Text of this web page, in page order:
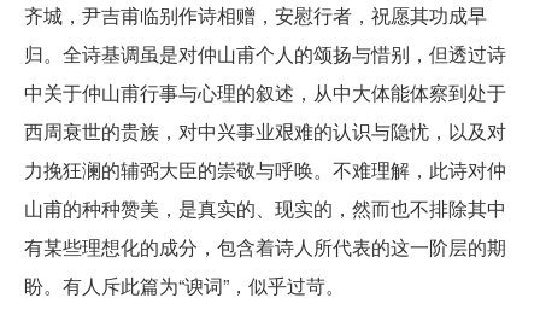
齐城，尹吉甫临别作诗相赠，安慰行者，祝愿其功成早
归。全诗基调虽是对仲山甫个人的颂扬与惜别，但透过诗
中关于仲山甫行事与心理的叙述，从中大体能体察到处于
西周衰世的贵族，对中兴事业艰难的认识与隐忧，以及对
力挽狂澜的辅弼大臣的崇敬与呼唤。不难理解，此诗对仲
山甫的种种赞美，是真实的、现实的，然而也不排除其中
有某些理想化的成分，包含着诗人所代表的这一阶层的期
盼。有人斥此篇为“谀词”，似乎过苛。